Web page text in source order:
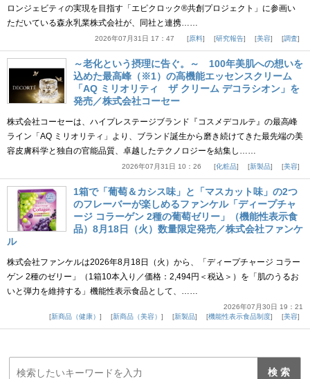
ロンジェビティの実現を目指す「エピクロック®共創プロジェクト」に参画い
ただいている森永乳業株式会社が、同社と連携……
2026年07月31日 17：47 原料 研究報告 美容 調査
～老化という摂理に告ぐ。～ 100年美肌への想いを
込めた最高峰（※1）の高機能エッセンスクリーム
「AQ ミリオリティ ザ クリーム デコラシオン」を
発売／株式会社コーセー
株式会社コーセーは、ハイプレステージブランド『コスメデコルテ』の最高峰
ライン「AQ ミリオリティ」より、ブランド誕生から磨き続けてきた最先端の美
容皮膚科学と独自の官能品質、卓越したテクノロジーを結集し……
2026年07月31日 10：26 化粧品 新製品 美容
1箱で「葡萄＆カシス味」と「マスカット味」の2つ
のフレーバーが楽しめるファンケル「ディープチャ
ージ コラーゲン 2種の葡萄ゼリー」（機能性表示食
品）8月18日（火）数量限定発売／株式会社ファンケ
ル
株式会社ファンケルは2026年8月18日（火）から、「ディープチャージ コラー
ゲン 2種のゼリー」（1箱10本入り／価格：2,494円＜税込＞）を「肌のうるお
いと弾力を維持する」機能性表示食品として、……
2026年07月30日 19：21
新商品（健康）
新商品（美容） 新製品 機能性表示食品制度 美容